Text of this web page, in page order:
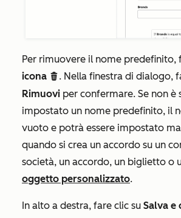
Per rimuovere il nome predefinito,
icona delete. Nella finestra di dialogo,
Rimuovi per confermare. Se non è
impostato un nome predefinito, il
vuoto e potrà essere impostato
quando si crea un accordo su un
società, un accordo, un biglietto o
oggetto personalizzato.
In alto a destra, fare clic su Salva e